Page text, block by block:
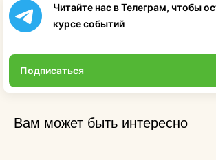
Читайте нас в Телеграм, чтобы
курсе событий
Подписаться
Вам может быть интересно